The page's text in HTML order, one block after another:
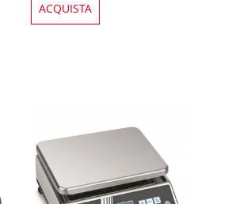
ACQUISTA